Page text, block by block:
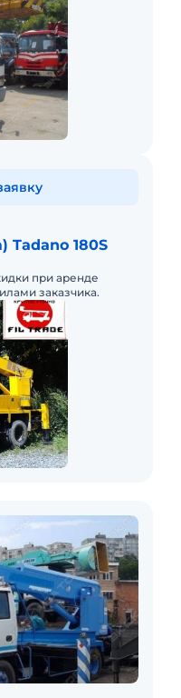
Tadano 180S
при аренде
заказчика.